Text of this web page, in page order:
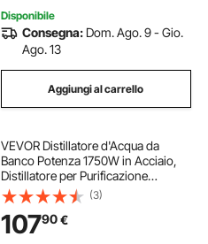
Disponibile
Consegna: Dom. Ago. 9 - Gio.
Ago. 13
Aggiungi al carrello
VEVOR Distillatore d'Acqua da
Banco Potenza 1750W in Acciaio,
Distillatore per Purificazione
dell'Acqua Produttività 1,5L/H,
Alambicco per Distillazione d'Acqua
Controllo di Tempo Contenitore in
Vetro
(3)
10790€